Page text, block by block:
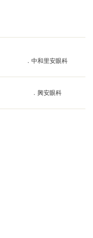
． 中和里安眼科
． 興安眼科